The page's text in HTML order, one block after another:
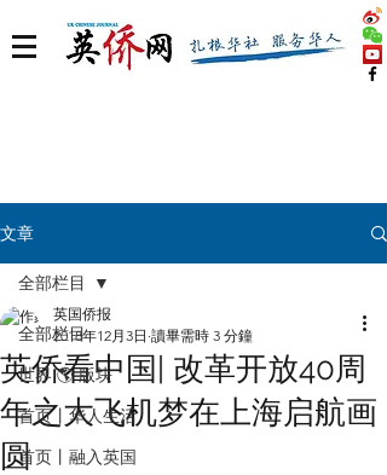
文章
全部栏目
世界 🌎 版块
首页丨华人生活
首页丨融入英国
全部栏目
英侨看中国| 改革开放40周
年之大飞机梦在上海启航画
圆
英国侨报
2018年12月3日 讀畢需時 3 分鐘